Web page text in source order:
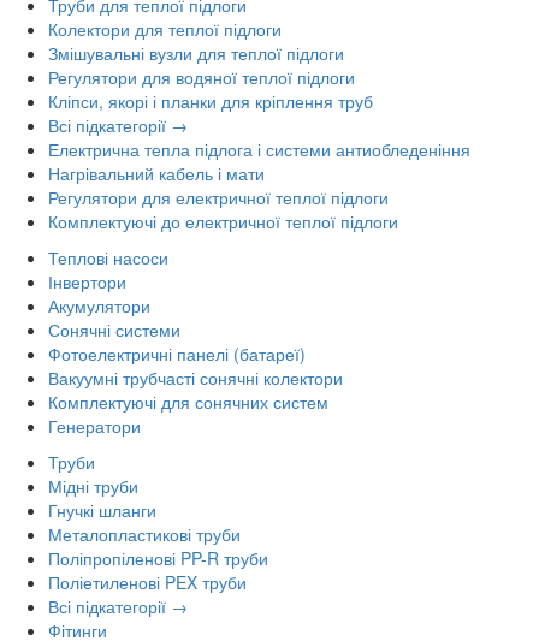
Колектори для теплої підлоги
Змішувальні вузли для теплої підлоги
Регулятори для водяної теплої підлоги
Кліпси, якорі і планки для кріплення труб
Всі підкатегорії →
Електрична тепла підлога і системи антиобледеніння
Нагрівальний кабель і мати
Регулятори для електричної теплої підлоги
Комплектуючі до електричної теплої підлоги
Теплові насоси
Інвертори
Акумулятори
Сонячні системи
Фотоелектричні панелі (батареї)
Вакуумні трубчасті сонячні колектори
Комплектуючі для сонячних систем
Генератори
Труби
Мідні труби
Гнучкі шланги
Металопластикові труби
Поліпропіленові PP-R труби
Поліетиленові PEX труби
Всі підкатегорії →
Фітинги